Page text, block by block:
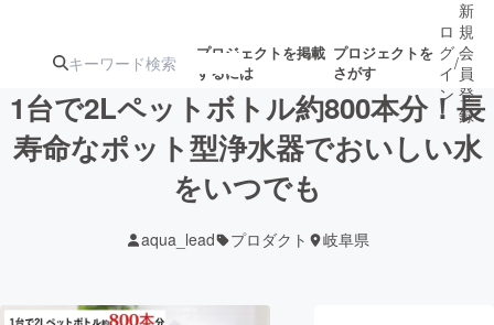
プロジェクトを掲載
するには
プロジェクトを
さがす
注目の新着プロ
ジェクト
募集終了が近いプ
ロ
グ
イ
ン
/
新
規
会
員
登
録
1台で2Lペットボトル約800本分！長
寿命なポット型浄水器でおいしい水
をいつでも
aqua_lead プロダクト 岐阜県